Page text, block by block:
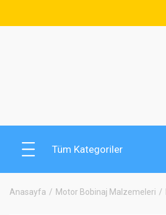
Tüm Kategoriler
Anasayfa Motor Bobinaj Malzemeleri